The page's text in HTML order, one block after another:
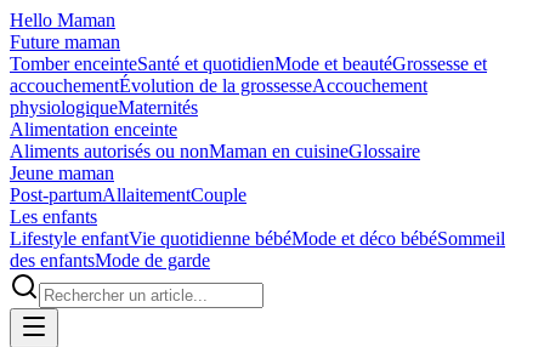
Hello Maman
Future maman
Tomber enceinteSanté et quotidienMode et beautéGrossesse et
accouchementÉvolution de la grossesseAccouchement
physiologiqueMaternités
Alimentation enceinte
Aliments autorisés ou nonMaman en cuisineGlossaire
Jeune maman
Post-partumAllaitementCouple
Les enfants
Lifestyle enfantVie quotidienne bébéMode et déco bébéSommeil
des enfantsMode de garde